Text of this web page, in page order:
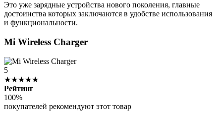
Это уже зарядные устройства нового поколения, главные
достоинства которых заключаются в удобстве использования
и функциональности.
Mi Wireless Charger
5
★★★★★
Рейтинг
100%
покупателей рекомендуют этот товар